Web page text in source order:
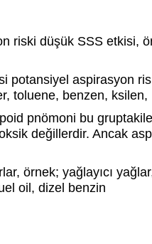
riski düşük SSS etkisi,
potansiyel aspirasyon
toluene, benzen, ksilen,
pnömoni bu
değillerdir. Ancak
örnek; yağlayıcı
oil, dizel benzin